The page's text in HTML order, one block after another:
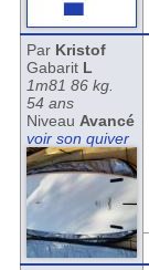
Par Kristof
Gabarit L
1m81 86 kg.
54 ans
Niveau Avancé
voir son quiver